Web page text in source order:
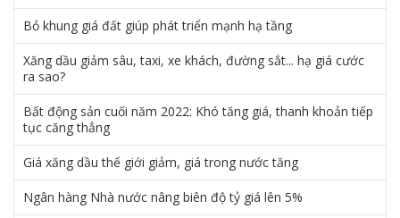
Bỏ khung giá đất giúp phát triển mạnh hạ tầng
Xăng dầu giảm sâu, taxi, xe khách, đường sắt... hạ giá cước
ra sao?
Bất động sản cuối năm 2022: Khó tăng giá, thanh khoản tiếp
tục căng thẳng
Giá xăng dầu thế giới giảm, giá trong nước tăng
Ngân hàng Nhà nước nâng biên độ tỷ giá lên 5%